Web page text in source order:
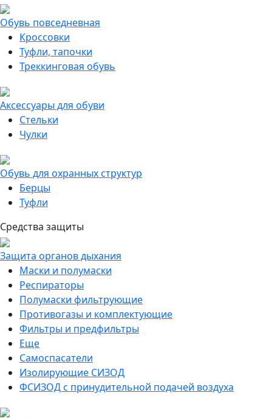
Обувь повседневная
Кроссовки
Туфли, тапочки
Треккинговая обувь
Аксессуары для обуви
Стельки
Чулки
Обувь для охранных структур
Берцы
Туфли
Средства защиты
Защита органов дыхания
Маски и полумаски
Респираторы
Полумаски фильтрующие
Противогазы и комплектующие
Фильтры и предфильтры
Еще
Самоспасатели
Изолирующие СИЗОД
ФСИЗОД с принудительной подачей воздуха